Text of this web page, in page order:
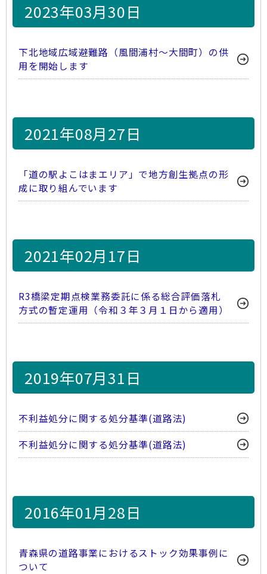
2023年03月30日
下北地域広域避難路（風間浦村～大間町）の供
用を開始します
2021年08月27日
「道の駅よこはまエリア」で地方創生拠点の形
成に取り組んでいます
2021年02月17日
R3橋梁定期点検業務委託に係る総合評価落札
方式の暫定運用（令和３年３月１日から適用）
2019年07月31日
不利益処分に関する処分基準(道路法)
不利益処分に関する処分基準(道路法)
2016年01月28日
青森県の道路事業におけるストック効果事例に
ついて